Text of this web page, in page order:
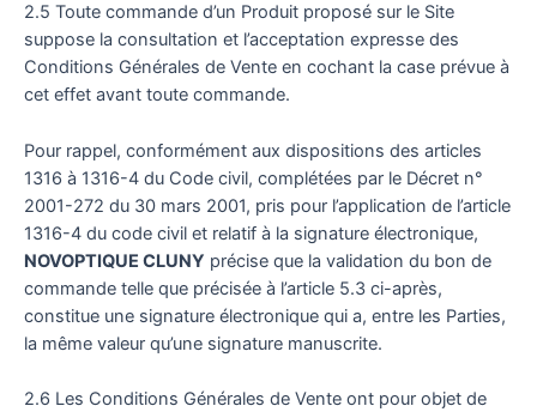
2.5 Toute commande d’un Produit proposé sur le Site
suppose la consultation et l’acceptation expresse des
Conditions Générales de Vente en cochant la case prévue à
cet effet avant toute commande.
Pour rappel, conformément aux dispositions des articles
1316 à 1316-4 du Code civil, complétées par le Décret n°
2001-272 du 30 mars 2001, pris pour l’application de l’article
1316-4 du code civil et relatif à la signature électronique,
NOVOPTIQUE CLUNY précise que la validation du bon de
commande telle que précisée à l’article 5.3 ci-après,
constitue une signature électronique qui a, entre les Parties,
la même valeur qu’une signature manuscrite.
2.6 Les Conditions Générales de Vente ont pour objet de